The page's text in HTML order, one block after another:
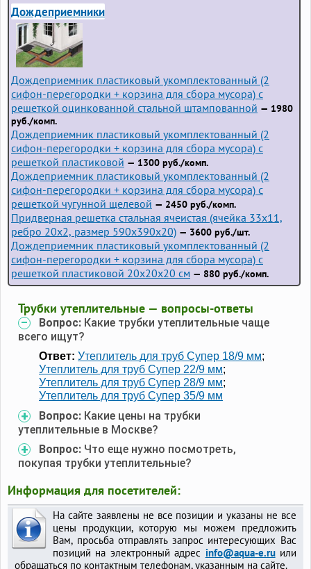
Дождеприемники
Дождеприемник пластиковый укомплектованный (2
сифон-перегородки + корзина для сбора мусора) с
решеткой оцинкованной стальной штампованной — 1980
руб./комп.
Дождеприемник пластиковый укомплектованный (2
сифон-перегородки + корзина для сбора мусора) с
решеткой пластиковой — 1300 руб./комп.
Дождеприемник пластиковый укомплектованный (2
сифон-перегородки + корзина для сбора мусора) с
решеткой чугунной щелевой — 2450 руб./комп.
Придверная решетка стальная ячеистая (ячейка 33x11,
ребро 20x2, размер 590x390x20) — 3600 руб./шт.
Дождеприемник пластиковый укомплектованный (2
сифон-перегородки + корзина для сбора мусора) с
решеткой пластиковой 20х20х20 см — 880 руб./комп.
Трубки утеплительные — вопросы-ответы
Вопрос: Какие трубки утеплительные чаще
всего ищут?
Ответ: Утеплитель для труб Супер 18/9 мм;
Утеплитель для труб Супер 22/9 мм;
Утеплитель для труб Супер 28/9 мм;
Утеплитель для труб Супер 35/9 мм
Вопрос: Какие цены на трубки
утеплительные в Москве?
Вопрос: Что еще нужно посмотреть,
покупая трубки утеплительные?
Информация для посетителей:
На сайте заявлены не все позиции и указаны не все
цены продукции, которую мы можем предложить
Вам, просьба отправлять запрос интересующих Вас
позиций на электронный адрес info@aqua-e.ruили
обращаться по контактным телефонам, указанным на сайте.